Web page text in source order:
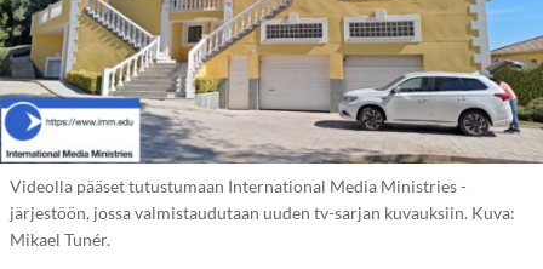
Videolla pääset tutustumaan International Media Ministries -
järjestöön, jossa valmistaudutaan uuden tv-sarjan kuvauksiin. Kuva:
Mikael Tunér.